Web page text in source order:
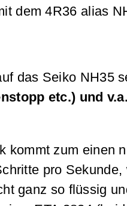
dem 4R36 alias
das Seiko NH35
etc.) und
kommt zum einen
pro
ganz so flüssig